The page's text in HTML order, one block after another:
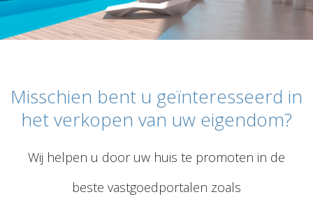
Misschien bent u geïnteresseerd in
het verkopen van uw eigendom?
Wij helpen u door uw huis te promoten in de
beste vastgoedportalen zoals